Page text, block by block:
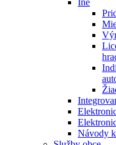
Iné
Návody